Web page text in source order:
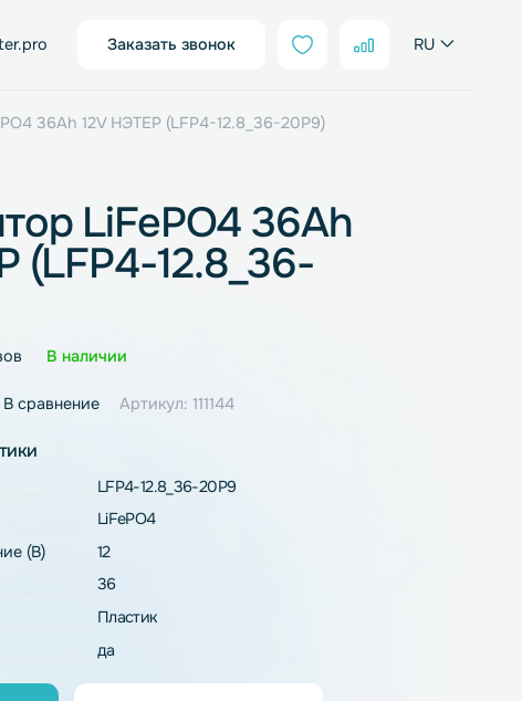
sales@neter.pro Заказать звонок
LiFePO4 36Ah 12V НЭТЕР (LFP4-12.8_36-20P9)
LiFePO4 36Ah
(LFP4-12.8_36-
Оценка
0 отзывов В наличии
напряжение (В)
Пластик